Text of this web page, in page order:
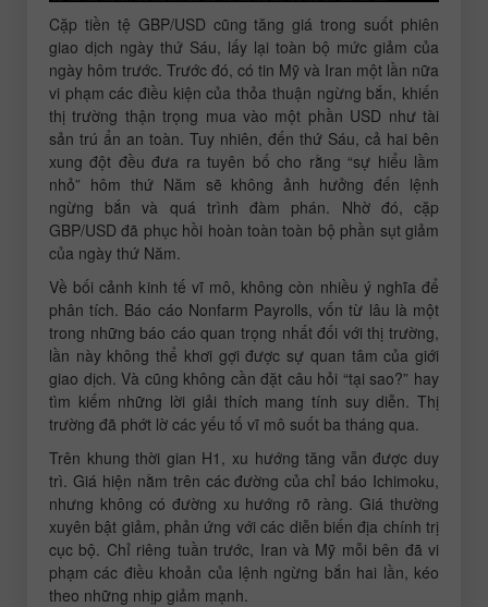
Cặp tiền tệ GBP/USD cũng tăng giá trong suốt phiên
giao dịch ngày thứ Sáu, lấy lại toàn bộ mức giảm của
ngày hôm trước. Trước đó, có tin Mỹ và Iran một lần nữa
vi phạm các điều kiện của thỏa thuận ngừng bắn, khiến
thị trường thận trọng mua vào một phần USD như tài
sản trú ẩn an toàn. Tuy nhiên, đến thứ Sáu, cả hai bên
xung đột đều đưa ra tuyên bố cho rằng “sự hiểu lầm
nhỏ” hôm thứ Năm sẽ không ảnh hưởng đến lệnh
ngừng bắn và quá trình đàm phán. Nhờ đó, cặp
GBP/USD đã phục hồi hoàn toàn toàn bộ phần sụt giảm
của ngày thứ Năm.
Về bối cảnh kinh tế vĩ mô, không còn nhiều ý nghĩa để
phân tích. Báo cáo Nonfarm Payrolls, vốn từ lâu là một
trong những báo cáo quan trọng nhất đối với thị trường,
lần này không thể khơi gợi được sự quan tâm của giới
giao dịch. Và cũng không cần đặt câu hỏi “tại sao?” hay
tìm kiếm những lời giải thích mang tính suy diễn. Thị
trường đã phớt lờ các yếu tố vĩ mô suốt ba tháng qua.
Trên khung thời gian H1, xu hướng tăng vẫn được duy
trì. Giá hiện nằm trên các đường của chỉ báo Ichimoku,
nhưng không có đường xu hướng rõ ràng. Giá thường
xuyên bật giảm, phản ứng với các diễn biến địa chính trị
cục bộ. Chỉ riêng tuần trước, Iran và Mỹ mỗi bên đã vi
phạm các điều khoản của lệnh ngừng bắn hai lần, kéo
theo những nhịp giảm mạnh.